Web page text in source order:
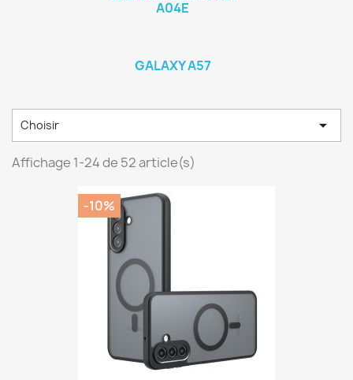
A04E
GALAXY A57
Choisir 
Affichage 1-24 de 52 article(s)
-10%